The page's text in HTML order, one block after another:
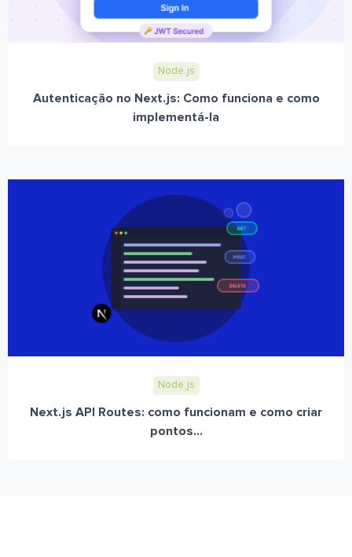
Node.js
Autenticação no Next.js: Como funciona e como
implementá-la
Node.js
Next.js API Routes: como funcionam e como criar
pontos...